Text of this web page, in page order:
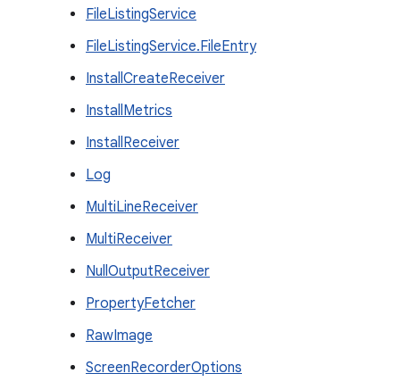
FileListingService
FileListingService.FileEntry
InstallCreateReceiver
InstallMetrics
InstallReceiver
Log
MultiLineReceiver
MultiReceiver
NullOutputReceiver
PropertyFetcher
RawImage
ScreenRecorderOptions